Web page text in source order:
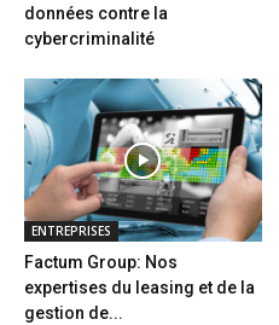
données contre la
cybercriminalité
ENTREPRISES
Factum Group: Nos
expertises du leasing et de la
gestion de...